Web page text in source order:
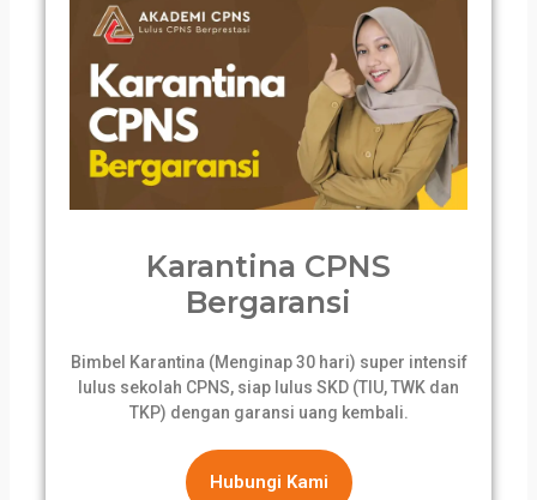
Karantina CPNS
Bergaransi
Bimbel Karantina (Menginap 30 hari) super intensif
lulus sekolah CPNS, siap lulus SKD (TIU, TWK dan
TKP) dengan garansi uang kembali.
Hubungi Kami